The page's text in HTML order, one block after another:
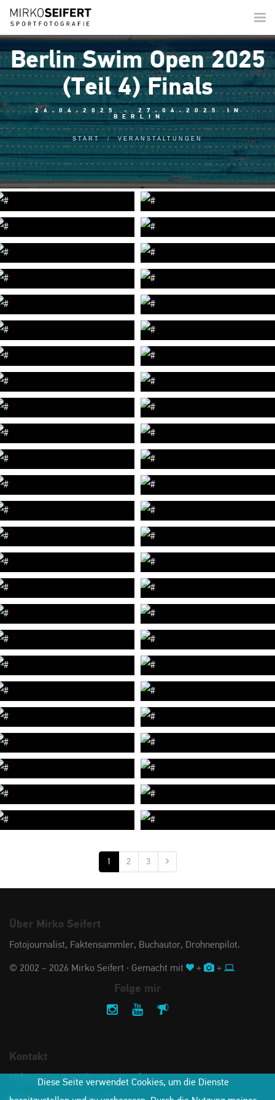
Berlin Swim Open 2025
(Teil 4) Finals
26.04.2025 - 27.04.2025 IN
BERLIN
START VERANSTALTUNGEN
1 2 3
Über Mirko Seifert
Fotojournalist, Faktensammler, Buchautor, Drohnenpilot.
© 2002 – 2026 Mirko Seifert · Gemacht mit + +
Folge mir
Kontakt
Nehmen Sie Kontakt mit mir auf:
Diese Seite verwendet Cookies, um die Dienste